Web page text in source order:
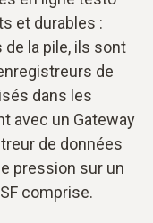
et durables :
de la pile, ils sont
de
dans les
avec un Gateway
de données
pression sur un
comprise.